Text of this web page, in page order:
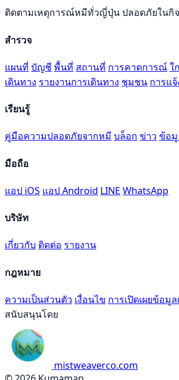
ติดตามเหตุการณ์หมีทั่วญี่ปุ่น ปลอดภัยในกิ
สำรวจ
แผนที่ บัญชี พื้นที่ สถานที่ การคาดการณ์ใ
เดินทาง รายงานการเดินทาง ชุมชน การแ
เรียนรู้
คู่มือความปลอดภัยจากหมี บล็อก ข่าว ข้อ
มือถือ
แอป iOS แอป Android LINE WhatsApp
บริษัท
เกี่ยวกับ ติดต่อ รายงาน
กฎหมาย
ความเป็นส่วนตัว เงื่อนไข การเปิดเผยข้อมู
สนับสนุนโดย
mistweaverco.com